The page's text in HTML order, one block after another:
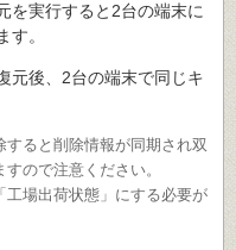
を実行すると2台の端末に
す。
元後、2台の端末で同じキ
ると削除情報が同期され双
ので注意ください。
工場出荷状態」にする必要が